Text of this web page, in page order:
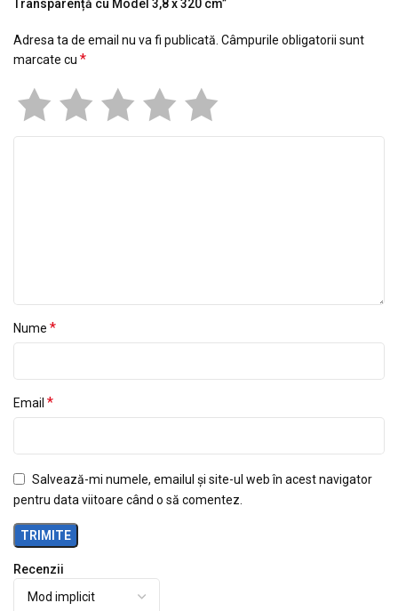
Recenzii
Transparență cu Model 3,8 x 320 cm”
Adresa ta de email nu va fi publicată. Câmpurile obligatorii sunt
marcate cu *
Nume *
Email *
Salvează-mi numele, emailul și site-ul web în acest navigator
pentru data viitoare când o să comentez.